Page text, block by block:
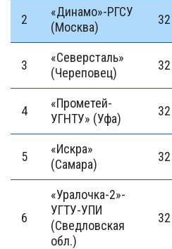
2
«Динамо»-РГСУ
(Москва)
32
3
«Северсталь»
(Череповец)
32
4
«Прометей-
УГНТУ» (Уфа)
32
5
«Искра»
(Самара)
32
6
«Уралочка-2»-
УГТУ-УПИ
(Сведловская
обл.)
32